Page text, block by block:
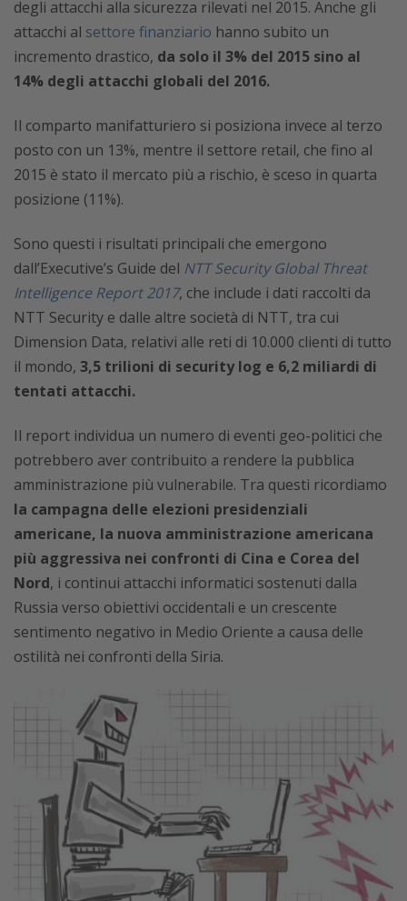
degli attacchi alla sicurezza rilevati nel 2015. Anche gli
attacchi al settore finanziario hanno subito un
incremento drastico, da solo il 3% del 2015 sino al
14% degli attacchi globali del 2016.
Il comparto manifatturiero si posiziona invece al terzo
posto con un 13%, mentre il settore retail, che fino al
2015 è stato il mercato più a rischio, è sceso in quarta
posizione (11%).
Sono questi i risultati principali che emergono
dall’Executive’s Guide del NTT Security Global Threat
Intelligence Report 2017, che include i dati raccolti da
NTT Security e dalle altre società di NTT, tra cui
Dimension Data, relativi alle reti di 10.000 clienti di tutto
il mondo, 3,5 trilioni di security log e 6,2 miliardi di
tentati attacchi.
Il report individua un numero di eventi geo-politici che
potrebbero aver contribuito a rendere la pubblica
amministrazione più vulnerabile. Tra questi ricordiamo
la campagna delle elezioni presidenziali
americane, la nuova amministrazione americana
più aggressiva nei confronti di Cina e Corea del
Nord, i continui attacchi informatici sostenuti dalla
Russia verso obiettivi occidentali e un crescente
sentimento negativo in Medio Oriente a causa delle
ostilità nei confronti della Siria.